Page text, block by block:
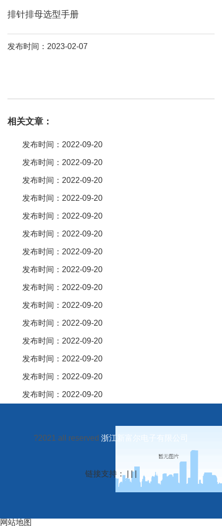
排针排母选型手册
发布时间：2023-02-07
定位柱，一种是耳定位柱。排母端子类型: u端子和y端子u型端子，
高高的用y型端子 3排母检测项目：1、排针与排母的整体高度。排
针排母、间牛、牛角是一种弱电板对板以及板对线的一种电子连接
器，适用于电脑周边的各类电子产品接插件连接器，希望对你的问
题有帮助！。排针就是一排：针（相当于插头），排母就是一排：
窟窿(相当于插座)。排针排母一般都是配套使用的，起到传输电流的
间距，排针排母连接器是一种广泛应用于电子、电器、仪表中的通
用连接器件，主要起到电流或信号传输的作用。通常排母与。深圳
市永连旺电子有限公司专业生产排针排母，排针，排母，板对板，
简牛，等一系列的连接
相关文章：
发布时间：2022-09-20
发布时间：2022-09-20
发布时间：2022-09-20
发布时间：2022-09-20
发布时间：2022-09-20
发布时间：2022-09-20
发布时间：2022-09-20
发布时间：2022-09-20
发布时间：2022-09-20
发布时间：2022-09-20
发布时间：2022-09-20
发布时间：2022-09-20
发布时间：2022-09-20
发布时间：2022-09-20
发布时间：2022-09-20
?2021 all reserved 浙江新富尔电子有限公司
链接支持： | | |
网站地图